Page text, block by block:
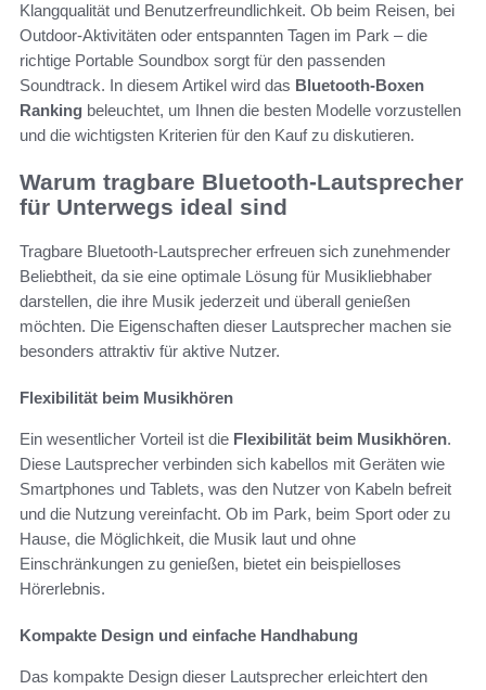
Klangqualität und Benutzerfreundlichkeit. Ob beim Reisen, bei
Outdoor-Aktivitäten oder entspannten Tagen im Park – die
richtige Portable Soundbox sorgt für den passenden
Soundtrack. In diesem Artikel wird das Bluetooth-Boxen
Ranking beleuchtet, um Ihnen die besten Modelle vorzustellen
und die wichtigsten Kriterien für den Kauf zu diskutieren.
Warum tragbare Bluetooth-Lautsprecher
für Unterwegs ideal sind
Tragbare Bluetooth-Lautsprecher erfreuen sich zunehmender
Beliebtheit, da sie eine optimale Lösung für Musikliebhaber
darstellen, die ihre Musik jederzeit und überall genießen
möchten. Die Eigenschaften dieser Lautsprecher machen sie
besonders attraktiv für aktive Nutzer.
Flexibilität beim Musikhören
Ein wesentlicher Vorteil ist die Flexibilität beim Musikhören.
Diese Lautsprecher verbinden sich kabellos mit Geräten wie
Smartphones und Tablets, was den Nutzer von Kabeln befreit
und die Nutzung vereinfacht. Ob im Park, beim Sport oder zu
Hause, die Möglichkeit, die Musik laut und ohne
Einschränkungen zu genießen, bietet ein beispielloses
Hörerlebnis.
Kompakte Design und einfache Handhabung
Das kompakte Design dieser Lautsprecher erleichtert den